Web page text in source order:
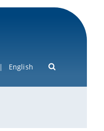
English